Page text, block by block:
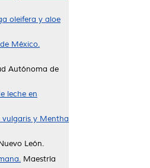
oleifera y aloe
México.
Autónoma de
leche en
y Mentha
León.
Maestría